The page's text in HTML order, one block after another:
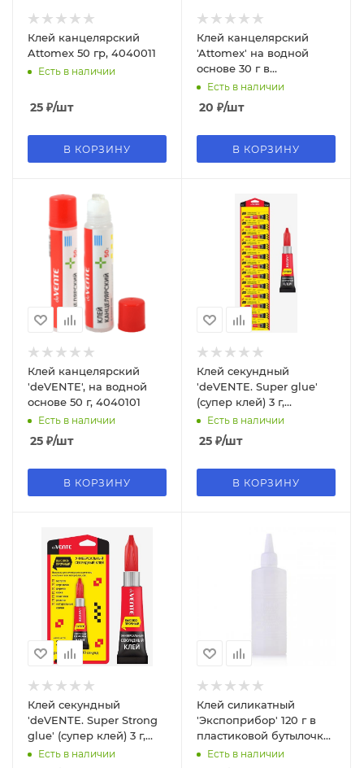
Клей канцелярский
Attomex 50 гр, 4040011
Есть в наличии
25 ₽/шт
В КОРЗИНУ
Клей канцелярский
'Attomex' на водной
основе 30 г в
пластиковой бутылочке,
4040010
Есть в наличии
20 ₽/шт
В КОРЗИНУ
Клей канцелярский
'deVENTE', на водной
основе 50 г, 4040101
Есть в наличии
25 ₽/шт
В КОРЗИНУ
Клей секундный
'deVENTE. Super glue'
(супер клей) 3 г,
универсальный,
прочный, 4180300
Есть в наличии
25 ₽/шт
В КОРЗИНУ
Клей секундный
'deVENTE. Super Strong
glue' (супер клей) 3 г,
4180303
Есть в наличии
Клей силикатный
'Экспоприбор' 120 г в
пластиковой бутылочке
с дозатором, 11-85Т-11
Есть в наличии